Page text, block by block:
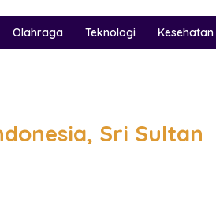
Olahraga Teknologi Kesehatan
Sri Sultan